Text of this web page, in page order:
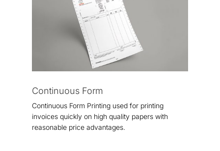
Continuous Form
Continuous Form Printing used for printing
invoices quickly on high quality papers with
reasonable price advantages.